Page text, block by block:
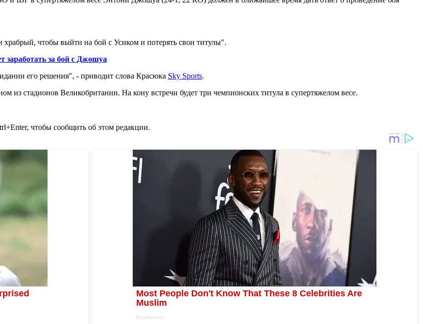
чтобы выйти на бой с Усиком и потерять свои титулы".
заработать за бой с Джошуа
его решения", - приводит слова Красюка Sky Sports.
из стадионов Великобритании. На кону встречи будет три чемпионских титула в супертяжелом весе.
чтобы сообщить об этом редакции.